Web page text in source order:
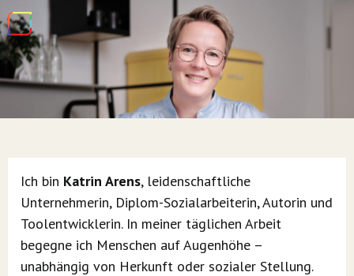
Ich bin Katrin Arens, leidenschaftliche
Unternehmerin, Diplom-Sozialarbeiterin, Autorin und
Toolentwicklerin. In meiner täglichen Arbeit
begegne ich Menschen auf Augenhöhe –
unabhängig von Herkunft oder sozialer Stellung.